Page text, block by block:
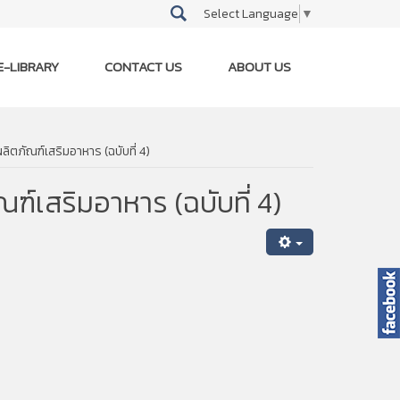
Select Language ▼
LIBRARY CONTACT US ABOUT US
ลิตภัณฑ์เสริมอาหาร (ฉบับที่ 4)
เสริมอาหาร (ฉบับที่ 4)